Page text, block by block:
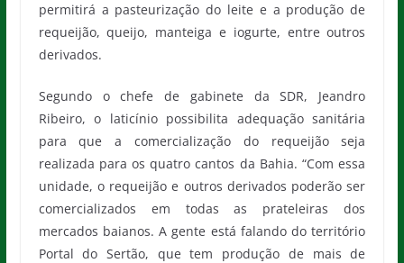
permitirá a pasteurização do leite e a produção de
requeijão, queijo, manteiga e iogurte, entre outros
derivados.
Segundo o chefe de gabinete da SDR, Jeandro
Ribeiro, o laticínio possibilita adequação sanitária
para que a comercialização do requeijão seja
realizada para os quatro cantos da Bahia. “Com essa
unidade, o requeijão e outros derivados poderão ser
comercializados em todas as prateleiras dos
mercados baianos. A gente está falando do território
Portal do Sertão, que tem produção de mais de